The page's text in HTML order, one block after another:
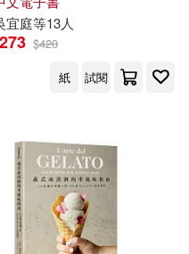
(1)
許銘家(1)
、吳宜庭、余承恩
宜庭等13人
273 $420
紙
試閱